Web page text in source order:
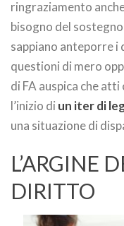
ringraziamento
bisogno del
sappiano anteporre
questioni di mero
di FA auspica che
l’inizio di un iter di
una situazione di
L’ARGINE
DIRITTO